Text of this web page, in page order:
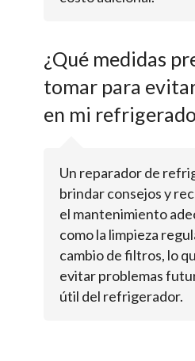
¿Qué medidas
tomar para
en mi
Un reparador de
brindar consejos y
el mantenimiento
como la limpieza
cambio de filtros, lo
evitar problemas
útil del refrigerador.